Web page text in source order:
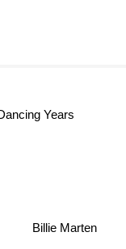
Billie Marten
Dancing Years